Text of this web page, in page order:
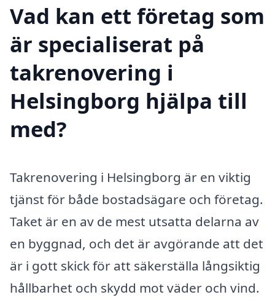
Vad kan ett företag som
är specialiserat på
takrenovering i
Helsingborg hjälpa till
med?
Takrenovering i Helsingborg är en viktig
tjänst för både bostadsägare och företag.
Taket är en av de mest utsatta delarna av
en byggnad, och det är avgörande att det
är i gott skick för att säkerställa långsiktig
hållbarhet och skydd mot väder och vind.